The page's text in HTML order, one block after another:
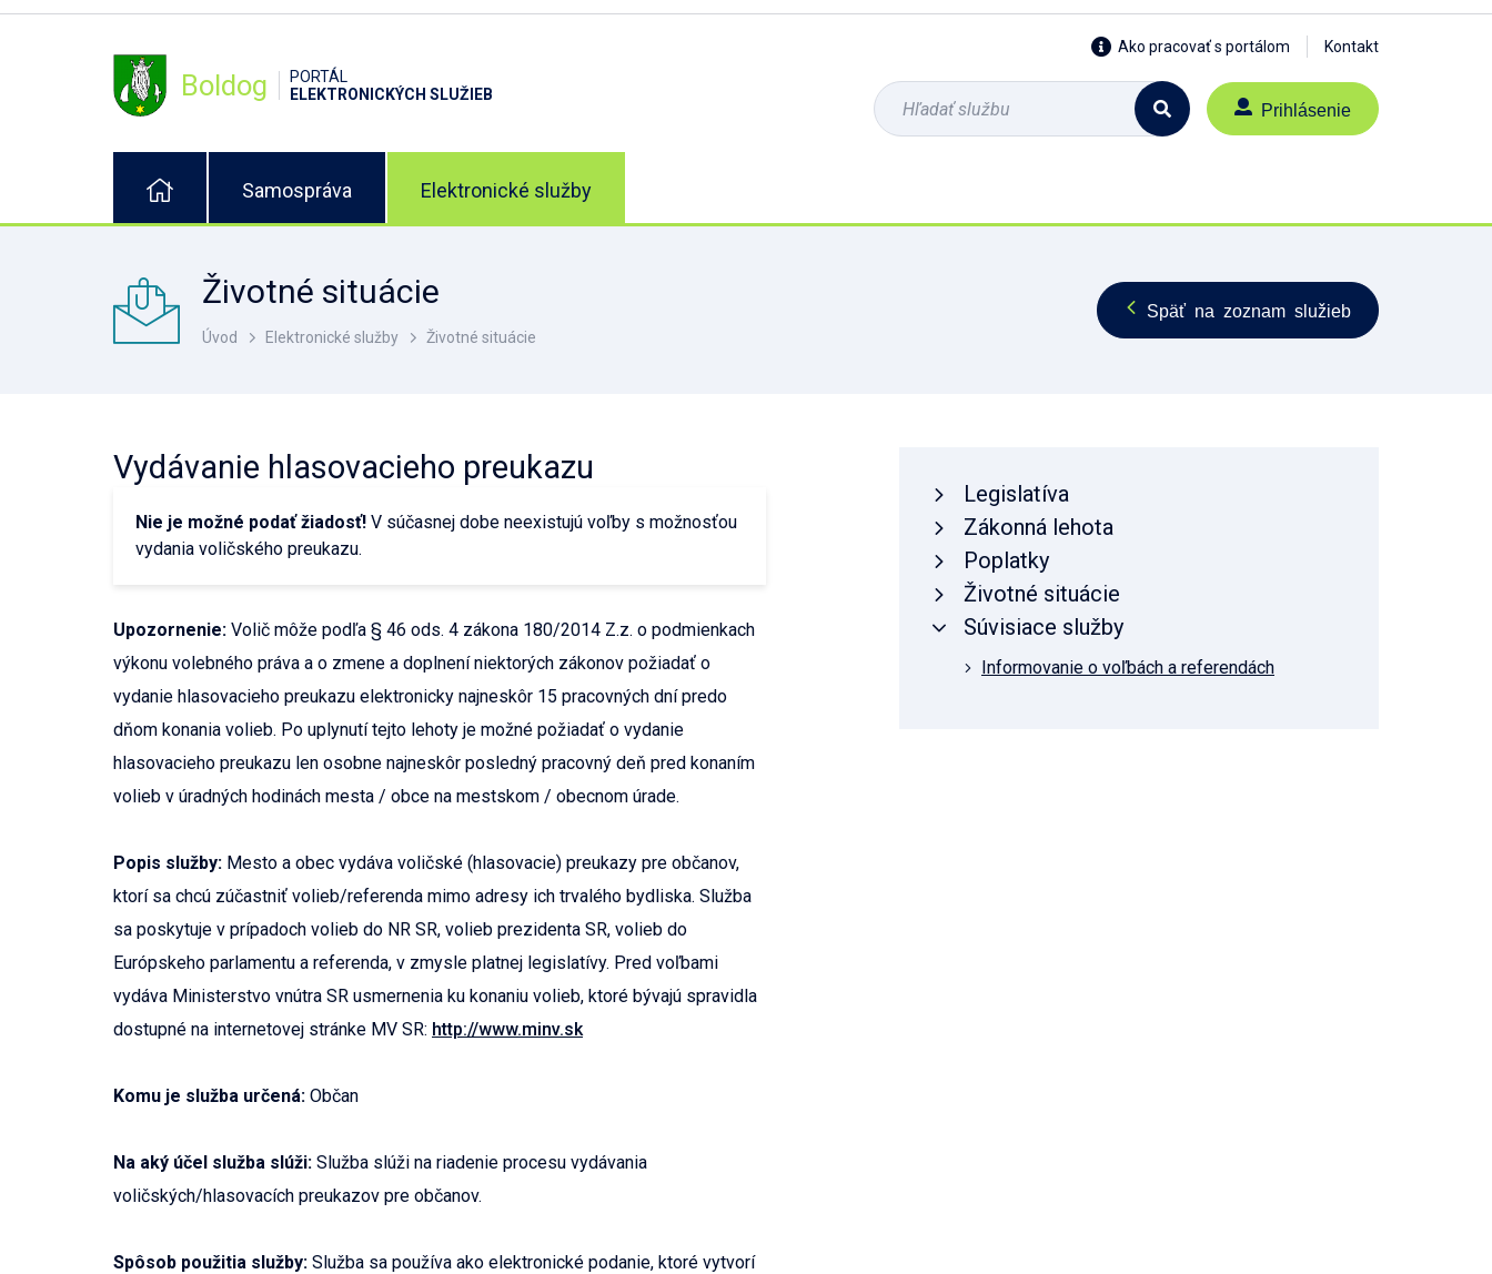
Boldog
PORTÁL
ELEKTRONICKÝCH SLUŽIEB
Ako pracovať s portálom Kontakt
Prihlásenie
Samospráva Elektronické služby
Životné situácie
Úvod Elektronické služby Životné situácie
Späť na zoznam služieb
Vydávanie hlasovacieho preukazu
Nie je možné podať žiadosť! V súčasnej dobe neexistujú voľby s možnosťou
vydania voličského preukazu.
Upozornenie: Volič môže podľa § 46 ods. 4 zákona 180/2014 Z.z. o podmienkach
výkonu volebného práva a o zmene a doplnení niektorých zákonov požiadať o
vydanie hlasovacieho preukazu elektronicky najneskôr 15 pracovných dní predo
dňom konania volieb. Po uplynutí tejto lehoty je možné požiadať o vydanie
hlasovacieho preukazu len osobne najneskôr posledný pracovný deň pred konaním
volieb v úradných hodinách mesta / obce na mestskom / obecnom úrade.
Popis služby: Mesto a obec vydáva voličské (hlasovacie) preukazy pre občanov,
ktorí sa chcú zúčastniť volieb/referenda mimo adresy ich trvalého bydliska. Služba
sa poskytuje v prípadoch volieb do NR SR, volieb prezidenta SR, volieb do
Európskeho parlamentu a referenda, v zmysle platnej legislatívy. Pred voľbami
vydáva Ministerstvo vnútra SR usmernenia ku konaniu volieb, ktoré bývajú spravidla
dostupné na internetovej stránke MV SR: http://www.minv.sk
Komu je služba určená: Občan
Na aký účel služba slúži: Služba slúži na riadenie procesu vydávania
voličských/hlasovacích preukazov pre občanov.
Spôsob použitia služby: Služba sa používa ako elektronické podanie, ktoré vytvorí
Legislatíva
Zákonná lehota
Poplatky
Životné situácie
Súvisiace služby
Informovanie o voľbách a referendách